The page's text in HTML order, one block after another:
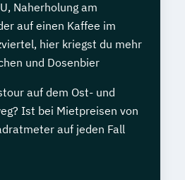
Naherholung am
auf einen Kaffee im
hier kriegst du mehr
und Dosenbier
auf dem Ost- und
Ist bei Mietpreisen von
auf jeden Fall